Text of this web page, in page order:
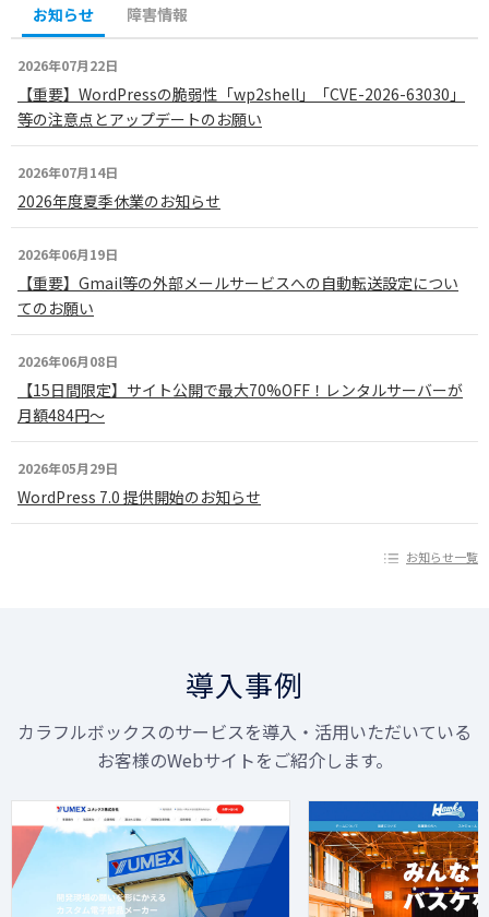
ックアップ」を搭載。
セキュリティ：次世代セキュリティ「Imunif
y360」を導入し「WAF / IPS / IDS」に対応。
これらをすべての料金プランで標準装備し、
さらにセキュリティ診断の「サイトロック」
も購入できる万全の体制なので、法人・企業
サイトでも安心してお使いいただけます。
もちろん、これらは個人でのポートフォリオ
サイトやブログ、WordPressなどでもお使い
いただけます。
意しております。
のSSL証明書
お知らせ 障害情報
2026年07月22日
【重要】WordPressの脆弱性「wp2shell」「CVE-2026-63030」
等の注意点とアップデートのお願い
2026年07月14日
2026年度夏季休業のお知らせ
2026年06月19日
【重要】Gmail等の外部メールサービスへの自動転送設定につい
てのお願い
2026年06月08日
【15日間限定】サイト公開で最大70%OFF！レンタルサーバーが
月額484円〜
2026年05月29日
WordPress 7.0 提供開始のお知らせ
お知らせ一覧
導入事例
カラフルボックスのサービスを導入・活用いただいている
お客様のWebサイトをご紹介します。